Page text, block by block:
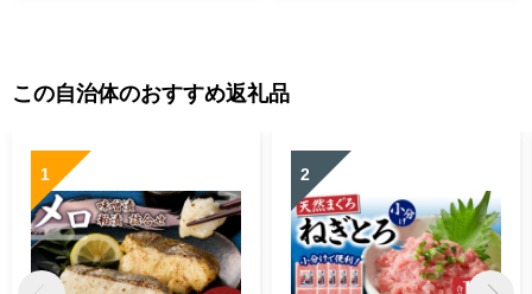
この自治体のおすすめ返礼品
1 2